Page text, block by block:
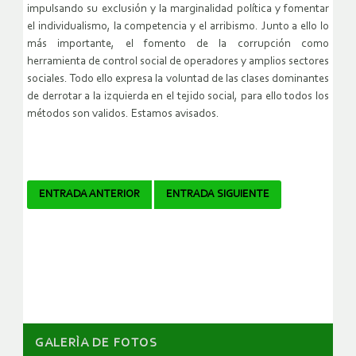
impulsando su exclusión y la marginalidad política y fomentar
el individualismo, la competencia y el arribismo. Junto a ello lo
más importante, el fomento de la corrupción como
herramienta de control social de operadores y amplios sectores
sociales. Todo ello expresa la voluntad de las clases dominantes
de derrotar a la izquierda en el tejido social, para ello todos los
métodos son validos. Estamos avisados.
Navegador
ENTRADA ANTERIOR ENTRADA SIGUIENTE
GALERÌA DE FOTOS